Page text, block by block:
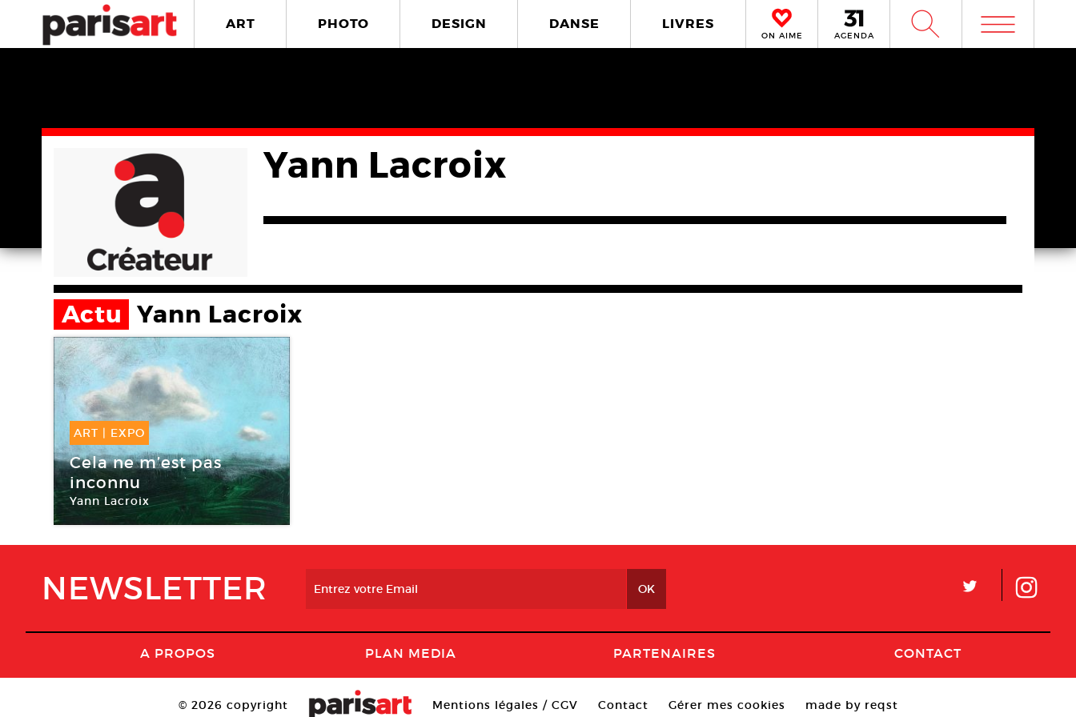
ART PHOTO DESIGN DANSE LIVRES
ON AIME AGENDA W m
Yann Lacroix
Actu Yann Lacroix
ART EXPO
07 Sep -12 Oct 2019
Cela ne m’est pas
inconnu
Yann Lacroix
Galerie Anne-Sarah Bénichou
NEWSLETTER L
A PROPOS PLAN MEDIA PARTENAIRES CONTACT
© 2026 copyright Mentions légales / CGV Contact Gérer mes cookies made by reqst